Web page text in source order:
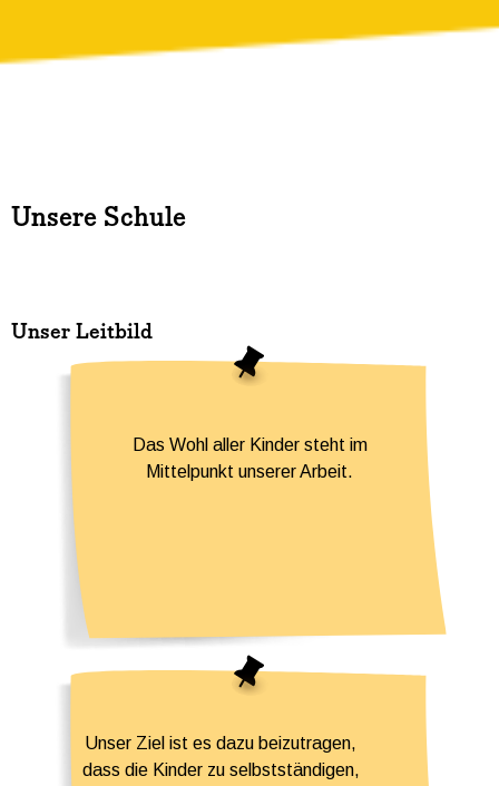
Unsere Schule
Unser Leitbild
Das Wohl aller Kinder steht im
Mittelpunkt unserer Arbeit.
Unser Ziel ist es dazu beizutragen,
dass die Kinder zu selbstständigen,